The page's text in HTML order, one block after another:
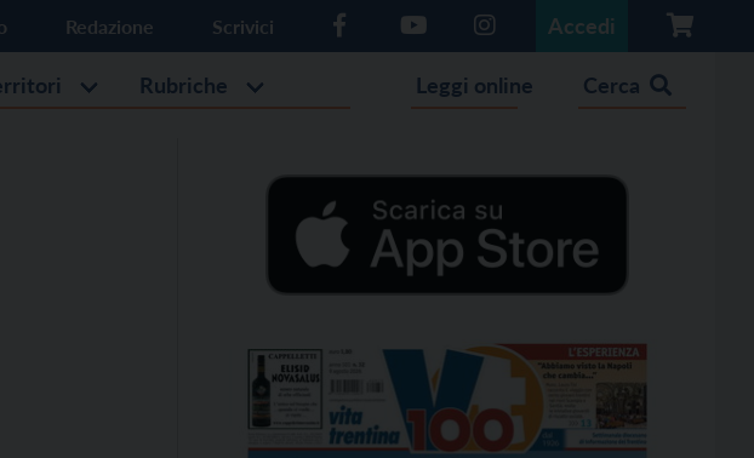
Redazione Scrivici Accedi
Rubriche Leggi online Cerca